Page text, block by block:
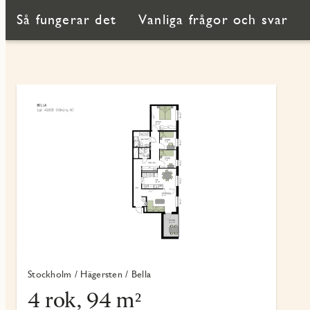
Så fungerar det Vanliga frågor och svar
Stockholm / Hägersten / Bella
4 rok, 94 m²